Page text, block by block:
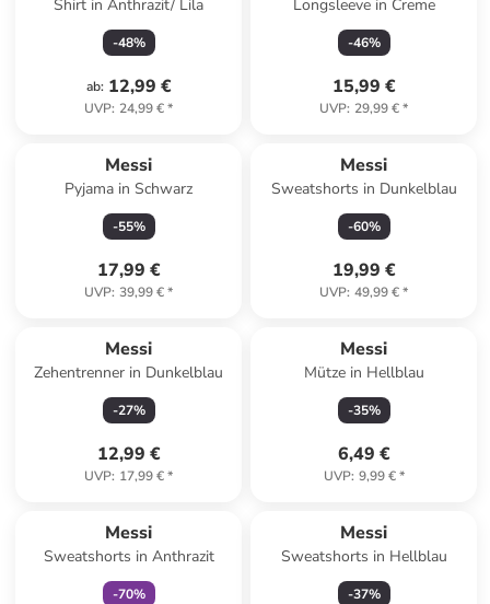
Shirt in Anthrazit/ Lila
-48%
ab: 12,99 €
UVP: 24,99 €*
Longsleeve in Creme
-46%
15,99 €
UVP: 29,99 €*
Messi
Pyjama in Schwarz
-55%
17,99 €
UVP: 39,99 €*
Messi
Sweatshorts in Dunkelblau
-60%
19,99 €
UVP: 49,99 €*
Messi
Zehentrenner in Dunkelblau
-27%
12,99 €
UVP: 17,99 €*
Messi
Mütze in Hellblau
-35%
6,49 €
UVP: 9,99 €*
Messi
Sweatshorts in Anthrazit
-70%
Messi
Sweatshorts in Hellblau
-37%